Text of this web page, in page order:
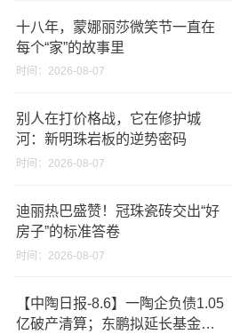
十八年，蒙娜丽莎微笑节一直在
每个“家”的故事里
时间：2026-08-07
别人在打价格战，它在修护城
河：新明珠岩板的逆势密码
时间：2026-08-07
迪丽热巴盛赞！冠珠瓷砖交出“好
房子”的标准答卷
时间：2026-08-07
【中陶日报-8.6】一陶企负债1.05
亿破产清算；东鹏拟延长基金投